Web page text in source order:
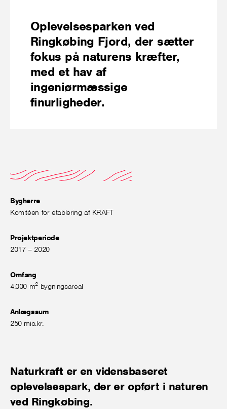
Oplevelsesparken ved
Ringkøbing Fjord, der sætter
fokus på naturens kræfter,
med et hav af
ingeniørmæssige
finurligheder.
Bygherre
Komitéen for etablering af KRAFT
Projektperiode
2017 – 2020
Omfang
4.000 m2 bygningsareal
Anlægssum
250 mio.kr.
Naturkraft er en vidensbaseret
oplevelsespark, der er opført i naturen
ved Ringkøbing.